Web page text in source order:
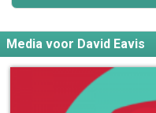
Media voor David Eavis